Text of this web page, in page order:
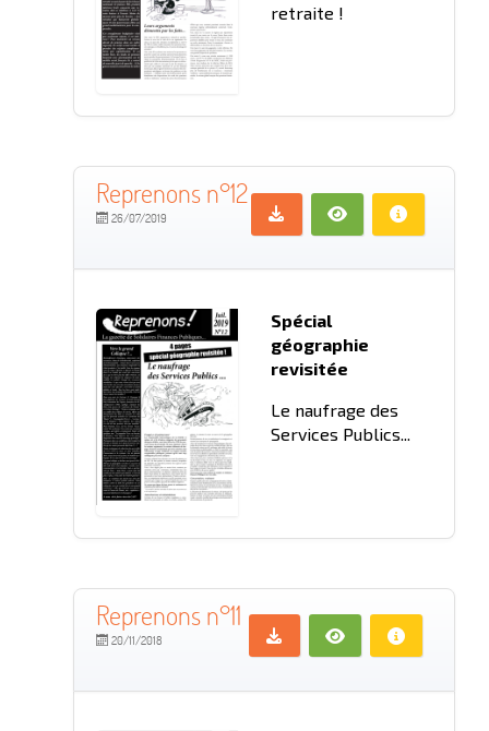
retraite !
Reprenons n°12
26/07/2019
Spécial
géographie
revisitée
Le naufrage des
Services Publics...
Reprenons n°11
20/11/2018